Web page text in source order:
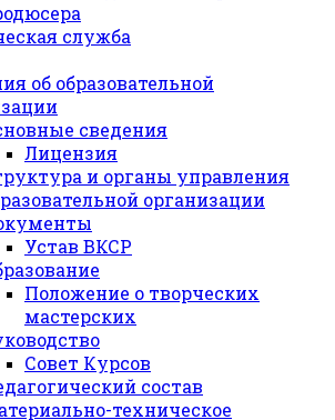
служба
об образовательной
сведения
Лицензия
и органы управления
организации
Устав ВКСР
Положение о творческих
мастерских
Совет Курсов
состав
техническое